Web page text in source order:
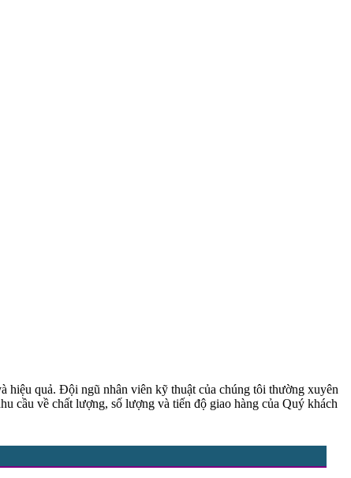
hiệu quả. Đội ngũ nhân viên kỹ thuật của chúng tôi thường xuyên
cầu về chất lượng, số lượng và tiến độ giao hàng của Quý khách